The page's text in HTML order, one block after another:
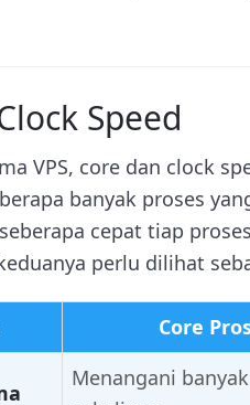
Speed
VPS, core dan clock
banyak proses
cepat tiap
perlu dilihat
Core
Menangani